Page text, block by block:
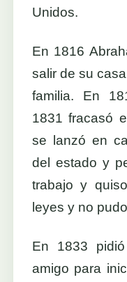
Unidos.
En 1816
salir de su
familia. En
1831 fracasó
se lanzó en
del estado y
trabajo y
leyes y no
En 1833
amigo para